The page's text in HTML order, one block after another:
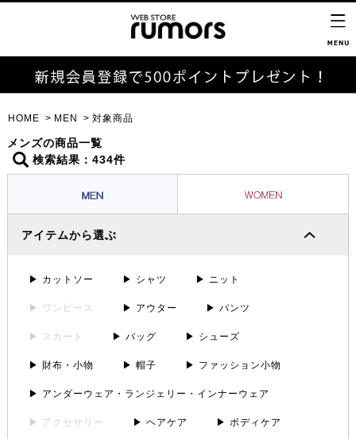
HOME MEN 対象商品
メンズの商品一覧
検索結果：434件
アイテムから選ぶ
▶ カットソー ▶ シャツ ▶ ニット
▶ ワンピース ▶ アウター ▶ パンツ
▶ スカート ▶ バッグ ▶ シューズ
▶ 財布・小物 ▶ 帽子 ▶ ファッション小物
▶ アンダーウェア・ランジェリー・インナーウェア
▶ アクセサリー ▶ ヘアケア ▶ ボディケア